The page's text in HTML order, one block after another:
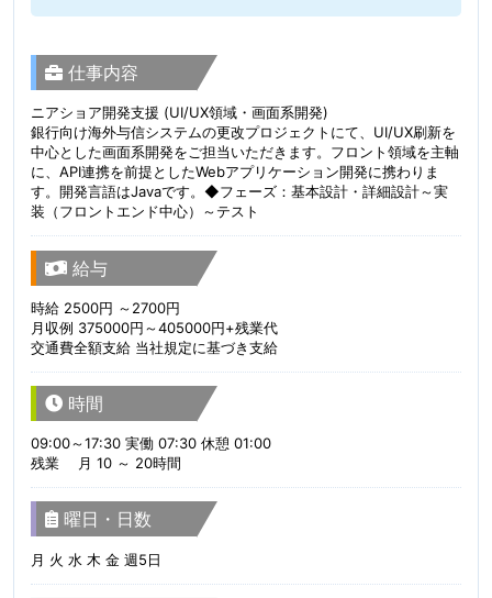
仕事内容
ニアショア開発支援 (UI/UX領域・画面系開発)
銀行向け海外与信システムの更改プロジェクトにて、UI/UX刷新を
中心とした画面系開発をご担当いただきます。フロント領域を主軸
に、API連携を前提としたWebアプリケーション開発に携わりま
す。開発言語はJavaです。◆フェーズ：基本設計・詳細設計～実
装（フロントエンド中心）～テスト
給与
時給 2500円 ～2700円
月収例 375000円～405000円+残業代
交通費全額支給 当社規定に基づき支給
時間
09:00～17:30 実働 07:30 休憩 01:00
残業 月 10 ～ 20時間
曜日・日数
月 火 水 木 金 週5日